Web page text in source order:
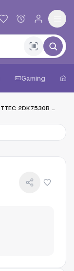
Gaming
KABLLO MICRO USB TTEC 2DK7530B 1m WHITE